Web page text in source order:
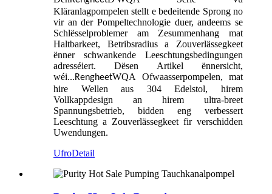
Kläranlagpompelen stellt e bedeitende Sprong no
vir an der Pompeltechnologie duer, andeems se
Schlësselproblemer am Zesummenhang mat
Haltbarkeet, Betribsradius a Zouverlässegkeet
ënner schwankende Leeschtungsbedingungen
adresséiert. Dësen Artikel ënnersicht,
wéi...RengheetWQA Ofwaasserpompelen, mat
hire Wellen aus 304 Edelstol, hirem
Vollkappdesign an hirem ultra-breet
Spannungsbetrieb, bidden eng verbessert
Leeschtung a Zouverlässegkeet fir verschidden
Uwendungen.
UfroDetail